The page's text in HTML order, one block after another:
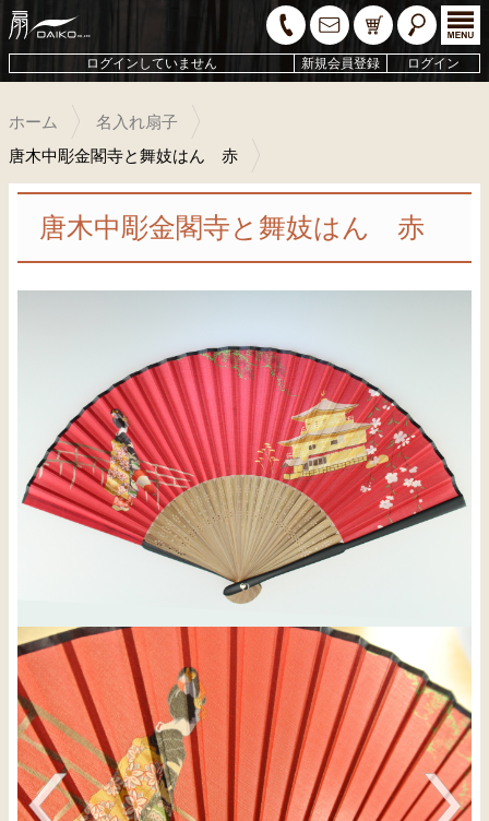
ログインしていません 新規会員登録 ログイン
ホーム
名入れ扇子
唐木中彫金閣寺と舞妓はん 赤
唐木中彫金閣寺と舞妓はん 赤